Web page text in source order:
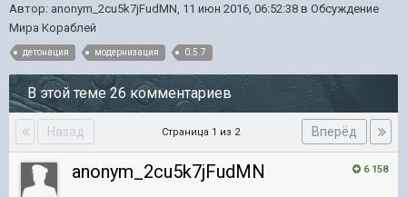
Автор: anonym_2cu5k7jFudMN, 11 июн 2016, 06:52:38 в Обсуждение
Мира Кораблей
детонация модернизация 0.5.7
В этой теме 26 комментариев
Назад Вперёд
Страница 1 из 2
6 158
anonym_2cu5k7jFudMN